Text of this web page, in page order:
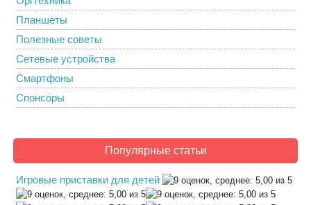
Планшеты
Полезные советы
Сетевые устройства
Смартфоны
Спонсоры
Популярные статьи
Игровые приставки для детей